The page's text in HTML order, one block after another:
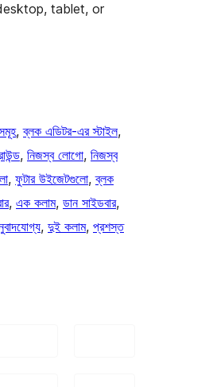
tablet, or
, ব্লক এডিটর-এর স্টাইল
, নিজস্ব লোগো, নিজস্ব
, ফুটার উইজেটগুলো, ব্লক
, এক কলাম, ডান সাইডবার
, দুই কলাম, প্রশস্ত